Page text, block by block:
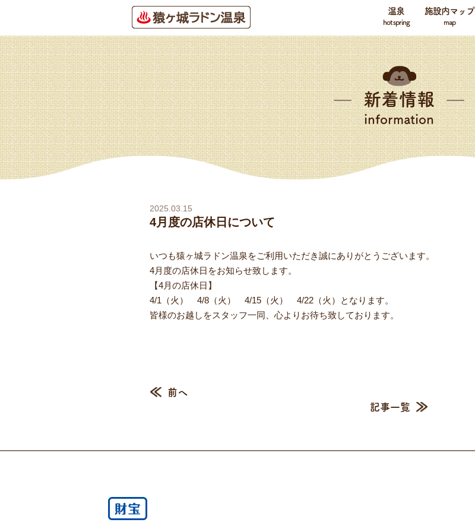
温泉
hot spring
施設内マップ
map
新着情報
information
2025.03.15
4月度の店休日について
いつも猿ヶ城ラドン温泉をご利用いただき誠にありがとうございます。
4月度の店休日をお知らせ致します。
【4月の店休日】
4/1（火） 4/8（火） 4/15（火） 4/22（火）となります。
皆様のお越しをスタッフ一同、心よりお待ち致しております。
前へ
記事一覧